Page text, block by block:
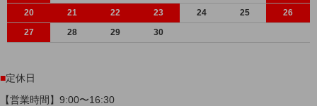
20
21 22 23 24 25
26
27
28 29 30
■定休日
【営業時間】9:00〜16:30